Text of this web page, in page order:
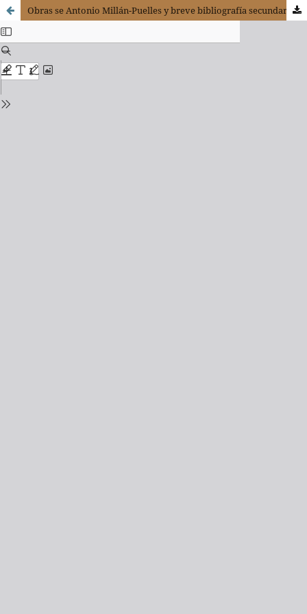
Obras se Antonio Millán-Puelles y breve bibliografía secundaria